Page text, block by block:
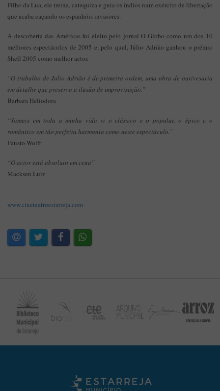
Filho da Lua, ele treina, catequiza e guia os índios num exército de libertação
que acaba caçando os espanhóis invasores.
A descoberta das Américas foi eleito pelo jornal O Globo como um dos 10
melhores espectáculos de 2005 e, pelo qual, Júlio Adrião ganhou o prémio
Shell 2005 como melhor actor.
“O trabalho de Julio Adrião é de primeira ordem, uma obra de ourivesaria
em detalhe que preserva a ilusão de improvisação.”
Barbara Heliodora
“Jamais em toda a minha vida vi o clássico e o popular, o épico e o
romântico em tão perfeita harmonia como neste espectáculo.”
Fausto Wolff
“O actor está absoluto em cena”
Macksen Luiz
www.cineteatroestarreja.com